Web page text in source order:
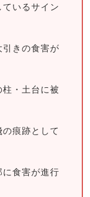
いるサイン
引きの食害が
・土台に被
痕跡として
に食害が進行